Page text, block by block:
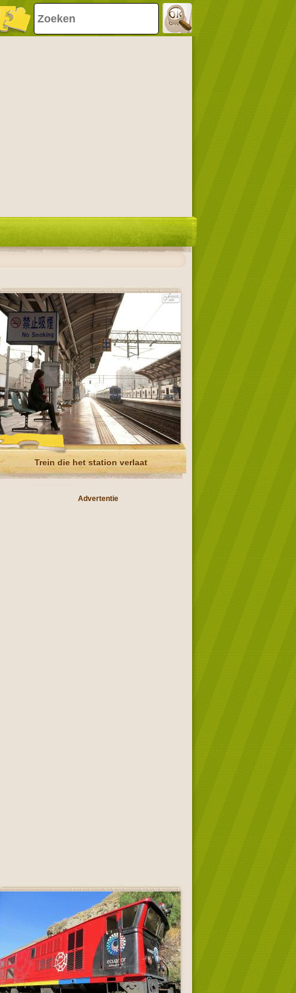
Trein die het station verlaat
Advertentie